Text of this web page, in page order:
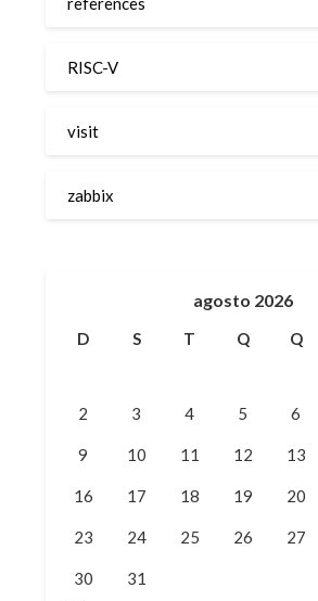
RISC-V
visit
zabbix
agosto 2026
D S T Q Q
2 3 4 5 6
9 10 11 12 13
16 17 18 19 20
23 24 25 26 27
30
31